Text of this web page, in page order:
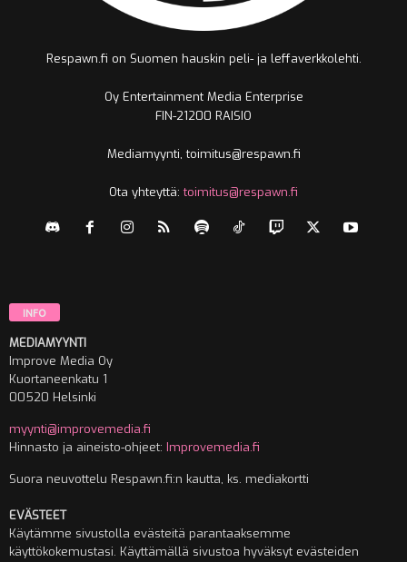
Respawn.fi on Suomen hauskin peli- ja leffaverkkolehti.
Oy Entertainment Media Enterprise
FIN-21200 RAISIO
Mediamyynti, toimitus@respawn.fi
Ota yhteyttä:toimitus@respawn.fi
INFO
MEDIAMYYNTI
Improve Media Oy
Kuortaneenkatu 1
00520 Helsinki
myynti@improvemedia.fi
Hinnasto ja aineisto-ohjeet: Improvemedia.fi
Suora neuvottelu Respawn.fi:n kautta, ks. mediakortti
EVÄSTEET
Käytämme sivustolla evästeitä parantaaksemme
käyttökokemustasi. Käyttämällä sivustoa hyväksyt evästeiden